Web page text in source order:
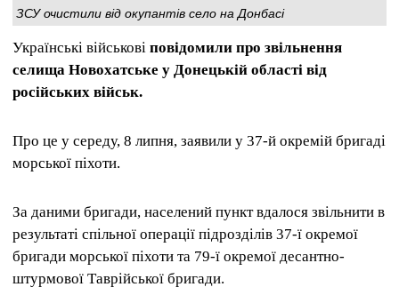
ЗСУ очистили від окупантів село на Донбасі
Українські військові повідомили про звільнення
селища Новохатське у Донецькій області від
російських військ.
Про це у середу, 8 липня, заявили у 37-й окремій бригаді
морської піхоти.
За даними бригади, населений пункт вдалося звільнити в
результаті спільної операції підрозділів 37-ї окремої
бригади морської піхоти та 79-ї окремої десантно-
штурмової Таврійської бригади.